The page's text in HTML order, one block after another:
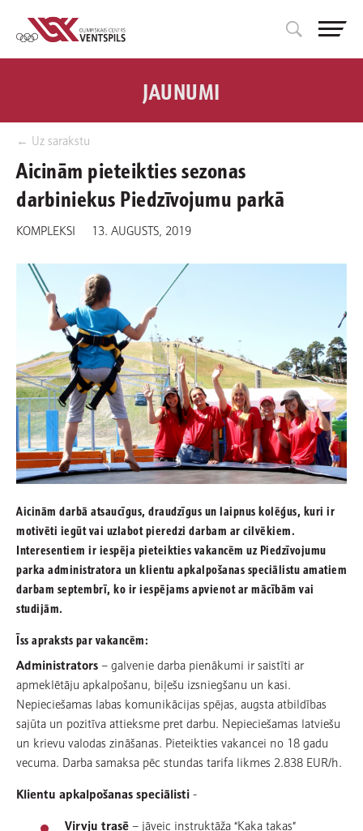
← Uz sarakstu
JAUNUMI
Aicinām pieteikties sezonas
darbiniekus Piedzīvojumu parkā
KOMPLEKSI 13. AUGUSTS, 2019
Aicinām darbā atsaucīgus, draudzīgus un laipnus kolēģus, kuri ir
motivēti iegūt vai uzlabot pieredzi darbam ar cilvēkiem.
Interesentiem ir iespēja pieteikties vakancēm uz Piedzīvojumu
parka administratora un klientu apkalpošanas speciālistu amatiem
darbam septembrī, ko ir iespējams apvienot ar mācībām vai
studijām.
Īss apraksts par vakancēm:
Administrators – galvenie darba pienākumi ir saistīti ar
apmeklētāju apkalpošanu, biļešu izsniegšanu un kasi.
Nepieciešamas labas komunikācijas spējas, augsta atbildības
sajūta un pozitīva attieksme pret darbu. Nepieciešamas latviešu
un krievu valodas zināšanas. Pieteikties vakancei no 18 gadu
vecuma. Darba samaksa pēc stundas tarifa likmes 2.838 EUR/h.
Klientu apkalpošanas speciālisti-
Virvju trasē – jāveic instruktāža “Kaķa takas”